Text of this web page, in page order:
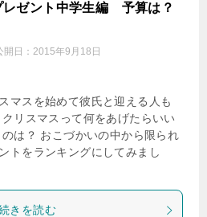
レゼント中学生編 予算は？
開日： 2015年9月18日
マスを始めて彼氏と迎える人も
リスマスって何をあげたらいい
は？ おこづかいの中から限られ
トをランキングにしてみまし
きを読む